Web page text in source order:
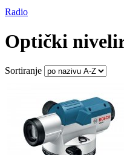
Radio
Optički
Sortiranje